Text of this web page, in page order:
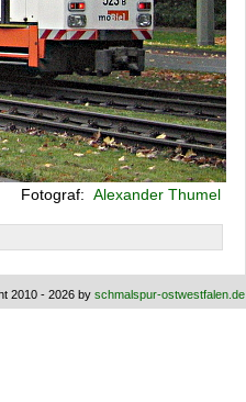
Fotograf: Alexander Thumel
2010 - 2026 by schmalspur-ostwestfalen.de